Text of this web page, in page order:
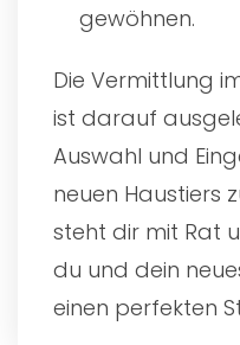
gewöhnen.
Die Vermittlung
ist darauf
Auswahl und
neuen Haustiers
steht dir mit Rat
du und dein
einen perfekten